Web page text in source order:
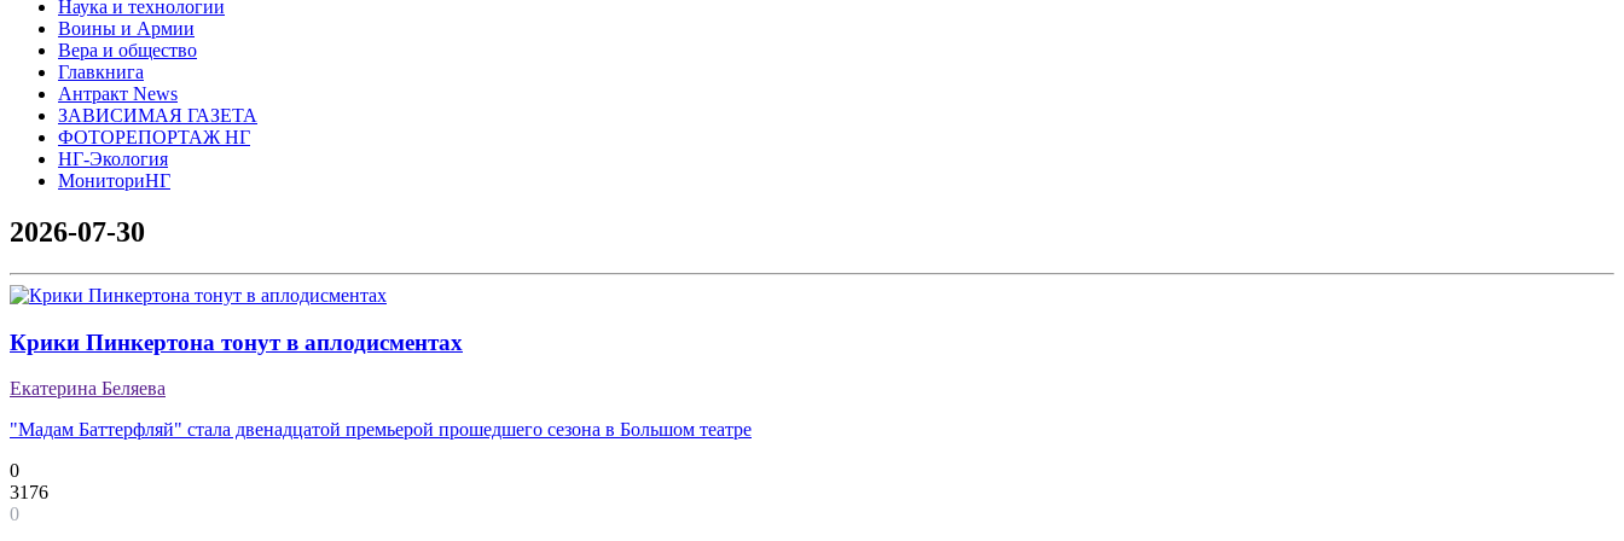
Наука и технологии
Воины и Армии
Вера и общество
Главкнига
Антракт News
ЗАВИСИМАЯ ГАЗЕТА
ФОТОРЕПОРТАЖ НГ
НГ-Экология
МониториНГ
2026-07-30
Крики Пинкертона тонут в аплодисментах
Екатерина Беляева
"Мадам Баттерфляй" стала двенадцатой премьерой прошедшего сезона в Большом театре
0
3176
0